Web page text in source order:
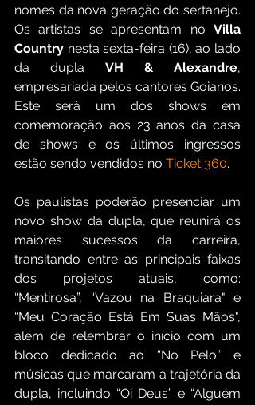
nomes da nova geração do sertanejo.
Os artistas se apresentam no Villa
Country nesta sexta-feira (16), ao lado
da dupla VH & Alexandre,
empresariada pelos cantores Goianos.
Este será um dos shows em
comemoração aos 23 anos da casa
de shows e os últimos ingressos
estão sendo vendidos no Ticket 360.
Os paulistas poderão presenciar um
novo show da dupla, que reunirá os
maiores sucessos da carreira,
transitando entre as principais faixas
dos projetos atuais, como:
“Mentirosa”, “Vazou na Braquiara" e
“Meu Coração Está Em Suas Mãos",
além de relembrar o início com um
bloco dedicado ao “No Pelo” e
músicas que marcaram a trajetória da
dupla, incluindo “Oi Deus” e “Alguém